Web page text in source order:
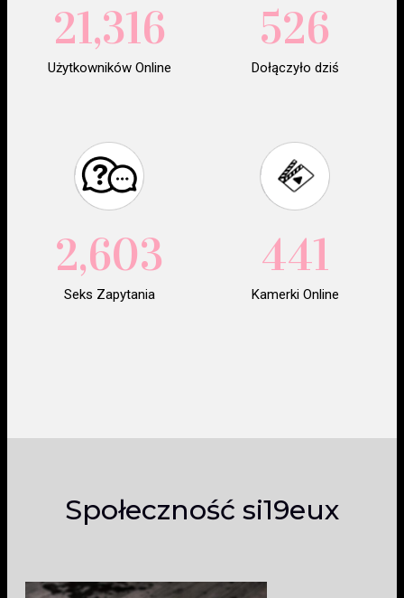
Użytkowników Online
21,316
Dołączyło dziś
526
Seks Zapytania
2,603
Kamerki Online
441
Społeczność si19eux